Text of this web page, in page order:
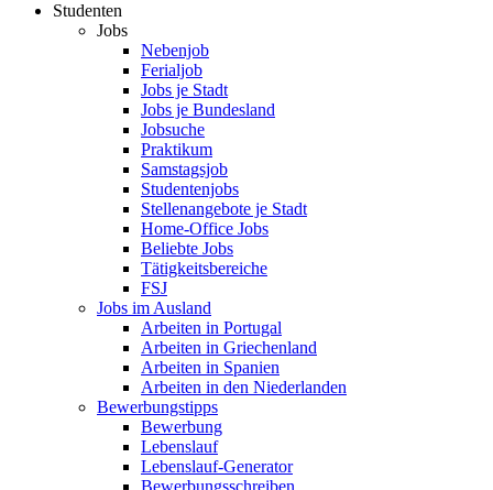
Studenten
Jobs
Nebenjob
Ferialjob
Jobs je Stadt
Jobs je Bundesland
Jobsuche
Praktikum
Samstagsjob
Studentenjobs
Stellenangebote je Stadt
Home-Office Jobs
Beliebte Jobs
Tätigkeitsbereiche
FSJ
Jobs im Ausland
Arbeiten in Portugal
Arbeiten in Griechenland
Arbeiten in Spanien
Arbeiten in den Niederlanden
Bewerbungstipps
Bewerbung
Lebenslauf
Lebenslauf-Generator
Bewerbungsschreiben